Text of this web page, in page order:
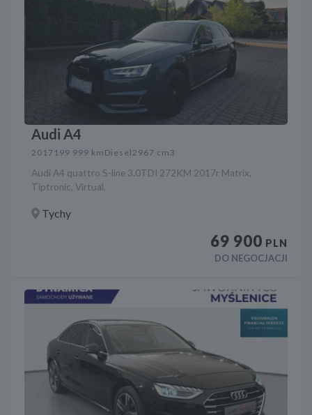
Audi A4
2017 199 999 km Diesel2967 cm3
Audi A4 quattro S-line 3.0TDI 272KM 2017r Matrix,
Tiptronic, Virtual,
Tychy
69 900 PLN
DO NEGOCJACJI